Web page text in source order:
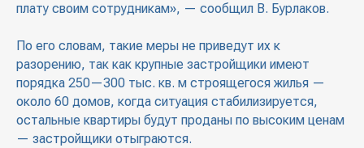
плату своим сотрудникам», — сообщил В. Бурлаков.
По его словам, такие меры не приведут их к
разорению, так как крупные застройщики имеют
порядка 250—300 тыс. кв. м строящегося жилья —
около 60 домов, когда ситуация стабилизируется,
остальные квартиры будут проданы по высоким ценам
— застройщики отыграются.